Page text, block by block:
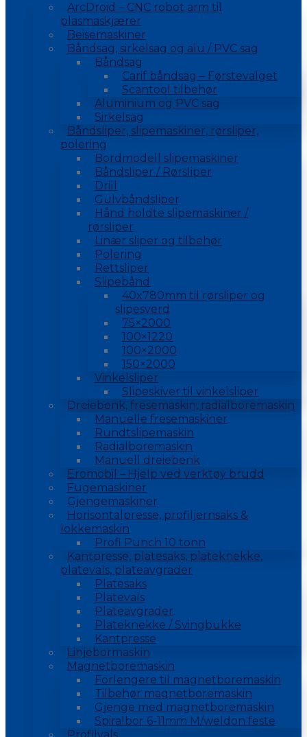
ArcDroid – CNC robot arm til
plasmaskjærer
Beisemaskiner
Båndsag, sirkelsag og alu / PVC sag
Båndsag
Carif båndsag – Førstevalget
Scantool tilbehør
Aluminium og PVC sag
Sirkelsag
Båndsliper, slipemaskiner, rørsliper,
polering
Bordmodell slipemaskiner
Båndsliper / Rørsliper
Drill
Gulvbåndsliper
Hånd holdte slipemaskiner /
rørsliper
Linær sliper og tilbehør
Polering
Rettsliper
Slipebånd
40x780mm til rørsliper og
slipesverd
75×2000
100×1220
100×2000
150×2000
Vinkelsliper
Slipeskiver til vinkelsliper
Dreiebenk, fresemaskin, radialboremaskin
Manuelle fresemaskiner
Rundtslipemaskin
Radialboremaskin
Manuell dreiebenk
Eromobil – Hjelp ved verktøy brudd
Fugemaskiner
Gjengemaskiner
Horisontalpresse, profiljernsaks &
lokkemaskin
Profi Punch 10 tonn
Kantpresse, platesaks, plateknekke,
platevals, plateavgrader
Platesaks
Platevals
Plateavgrader
Plateknekke / Svingbukke
Kantpresse
Linjebormaskin
Magnetboremaskin
Forlengere til magnetboremaskin
Tilbehør magnetboremaskin
Gjenge med magnetboremaskin
Spiralbor 6-11mm M/weldon feste